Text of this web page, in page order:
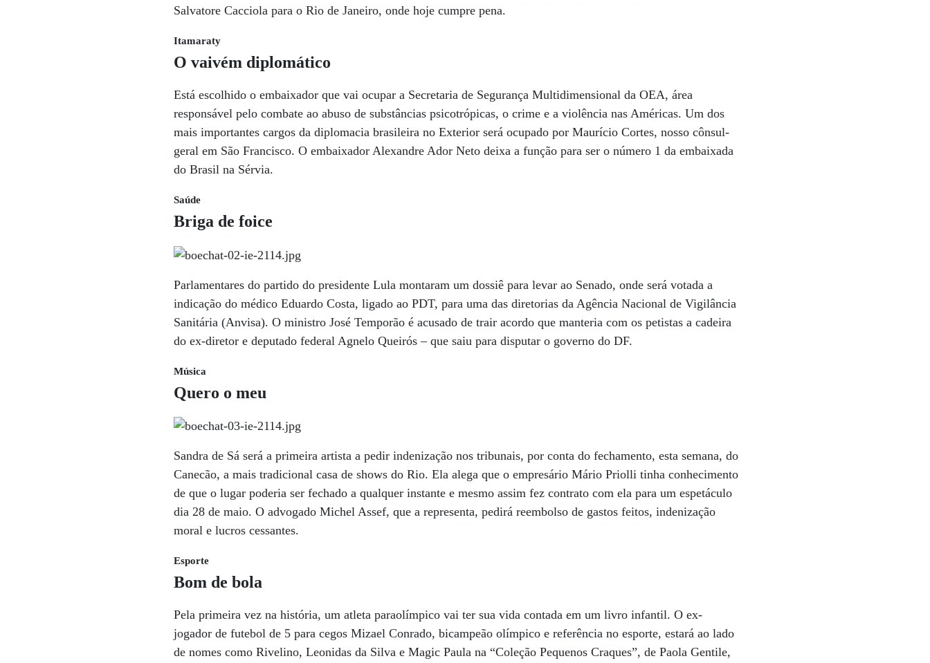
Salvatore Cacciola para o Rio de Janeiro, onde hoje cumpre pena.
Itamaraty
O vaivém diplomático
Está escolhido o embaixador que vai ocupar a Secretaria de Segurança Multidimensional da OEA, área
responsável pelo combate ao abuso de substâncias psicotrópicas, o crime e a violência nas Américas. Um dos
mais importantes cargos da diplomacia brasileira no Exterior será ocupado por Maurício Cortes, nosso cônsul-
geral em São Francisco. O embaixador Alexandre Ador Neto deixa a função para ser o número 1 da embaixada
do Brasil na Sérvia.
Saúde
Briga de foice
Parlamentares do partido do presidente Lula montaram um dossiê para levar ao Senado, onde será votada a
indicação do médico Eduardo Costa, ligado ao PDT, para uma das diretorias da Agência Nacional de Vigilância
Sanitária (Anvisa). O ministro José Temporão é acusado de trair acordo que manteria com os petistas a cadeira
do ex-diretor e deputado federal Agnelo Queirós – que saiu para disputar o governo do DF.
Música
Quero o meu
Sandra de Sá será a primeira artista a pedir indenização nos tribunais, por conta do fechamento, esta semana, do
Canecão, a mais tradicional casa de shows do Rio. Ela alega que o empresário Mário Priolli tinha conhecimento
de que o lugar poderia ser fechado a qualquer instante e mesmo assim fez contrato com ela para um espetáculo
dia 28 de maio. O advogado Michel Assef, que a representa, pedirá reembolso de gastos feitos, indenização
moral e lucros cessantes.
Esporte
Bom de bola
Pela primeira vez na história, um atleta paraolímpico vai ter sua vida contada em um livro infantil. O ex-
jogador de futebol de 5 para cegos Mizael Conrado, bicampeão olímpico e referência no esporte, estará ao lado
de nomes como Rivelino, Leonidas da Silva e Magic Paula na “Coleção Pequenos Craques”, de Paola Gentile,